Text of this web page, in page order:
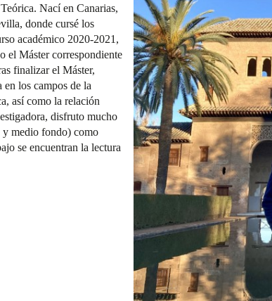
Nací en Canarias,
donde cursé los
académico 2020-2021,
el Máster correspondiente
finalizar el Máster,
los campos de la
así como la relación
disfruto mucho
y medio fondo) como
se encuentran la lectura